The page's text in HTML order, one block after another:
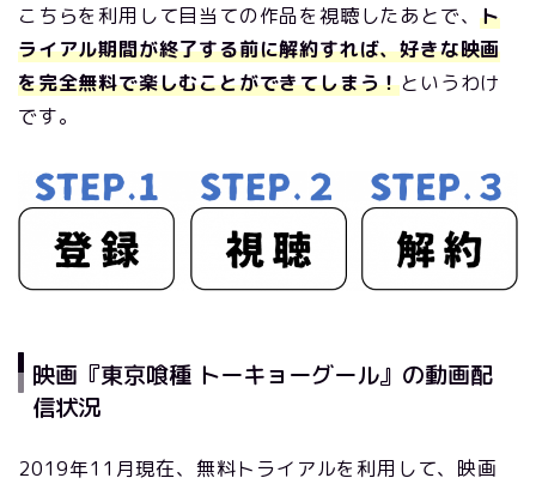
こちらを利用して目当ての作品を視聴したあとで、ト
ライアル期間が終了する前に解約すれば、好きな映画
を完全無料で楽しむことができてしまう！というわけ
です。
映画『東京喰種 トーキョーグール』の動画配
信状況
2019年11月現在、無料トライアルを利用して、映画